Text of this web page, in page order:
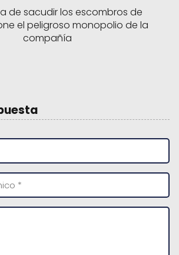
de sacudir los escombros de
el peligroso monopolio de la
compañía